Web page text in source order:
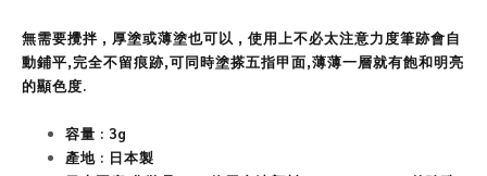
無需要攪拌 , 厚塗或薄塗也可以 , 使用上不必太注意力度筆跡會自
動鋪平,完全不留痕跡,可同時塗搽五指甲面,薄薄一層就有飽和明亮
的顯色度.
容量 : 3g
產地 : 日本製